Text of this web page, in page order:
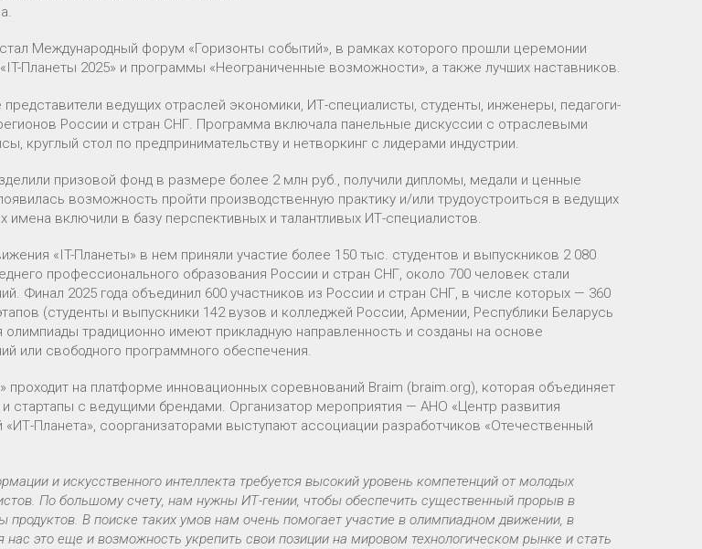
Международный форум «Горизонты событий», в рамках которого прошли церемонии
Планеты 2025» и программы «Неограниченные возможности», а также лучших наставников.
ведущих отраслей экономики, ИТ-специалисты, студенты, инженеры, педагоги-
России и стран СНГ. Программа включала панельные дискуссии с отраслевыми
круглый стол по предпринимательству и нетворкинг с лидерами индустрии.
призовой фонд в размере более 2 млн руб., получили дипломы, медали и ценные
возможность пройти производственную практику и/или трудоустроиться в ведущих
имена включили в базу перспективных и талантливых ИТ-специалистов.
«IT-Планеты» в нем приняли участие более 150 тыс. студентов и выпускников 2 080
профессионального образования России и стран СНГ, около 700 человек стали
Финал 2025 года объединил 600 участников из России и стран СНГ, в числе которых — 360
(студенты и выпускники 142 вузов и колледжей России, Армении, Республики Беларусь
олимпиады традиционно имеют прикладную направленность и созданы на основе
или свободного программного обеспечения.
проходит на платформе инновационных соревнований Braim (braim.org), которая объединяет
и стартапы с ведущими брендами. Организатор мероприятия — АНО «Центр развития
«ИТ-Планета», соорганизаторами выступают ассоциации разработчиков «Отечественный
и искусственного интеллекта требуется высокий уровень компетенций от молодых
По большому счету, нам нужны ИТ-гении, чтобы обеспечить существенный прорыв в
продуктов. В поиске таких умов нам очень помогает участие в олимпиадном движении, в
нас это еще и возможность укрепить свои позиции на мировом технологическом рынке и стать